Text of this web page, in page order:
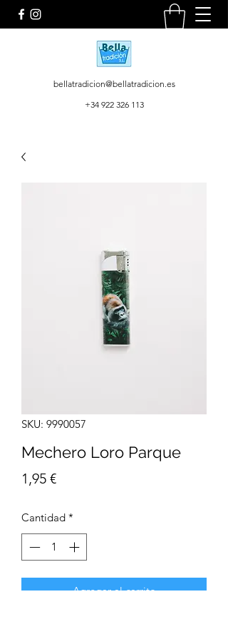
bellatradicion@bellatradicion.es
+34 922 326 113
SKU: 9990057
Mechero Loro Parque
1,95 €Precio
Cantidad *
Agregar al carrito